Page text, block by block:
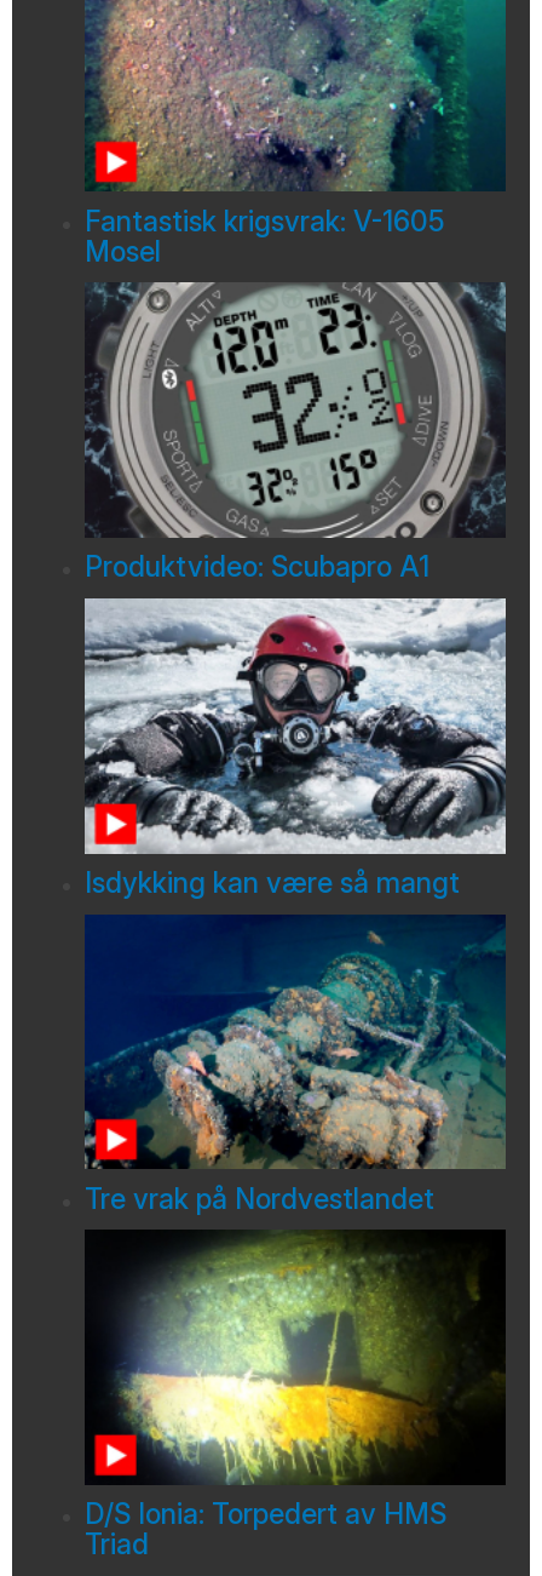
Fantastisk krigsvrak: V-1605
Mosel
Produktvideo: Scubapro A1
Isdykking kan være så mangt
Tre vrak på Nordvestlandet
D/S Ionia: Torpedert av HMS
Triad